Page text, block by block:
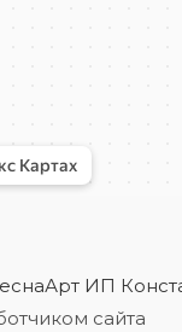
ИП
сайта